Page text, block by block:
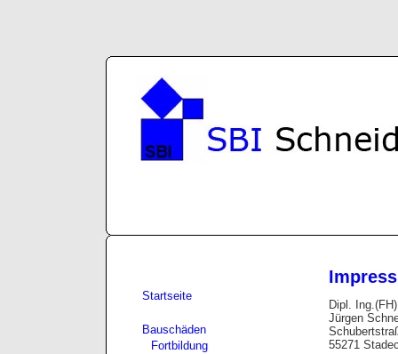
Startseite
Bauschäden
Fortbildung
Dipl. Ing.(FH)
Jürgen
55271